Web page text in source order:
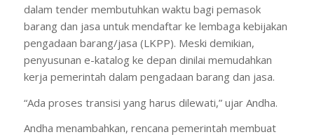
dalam tender membutuhkan waktu bagi pemasok
barang dan jasa untuk mendaftar ke lembaga kebijakan
pengadaan barang/jasa (LKPP). Meski demikian,
penyusunan e-katalog ke depan dinilai memudahkan
kerja pemerintah dalam pengadaan barang dan jasa.
“Ada proses transisi yang harus dilewati,” ujar Andha.
Andha menambahkan, rencana pemerintah membuat